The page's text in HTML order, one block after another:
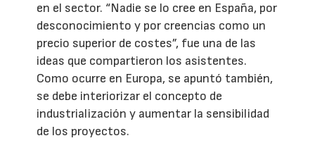
en el sector. “Nadie se lo cree en España, por
desconocimiento y por creencias como un
precio superior de costes”, fue una de las
ideas que compartieron los asistentes.
Como ocurre en Europa, se apuntó también,
se debe interiorizar el concepto de
industrialización y aumentar la sensibilidad
de los proyectos.